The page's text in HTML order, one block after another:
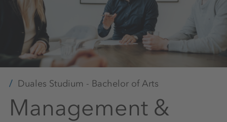
Duales Studium - Bachelor of Arts
Management &